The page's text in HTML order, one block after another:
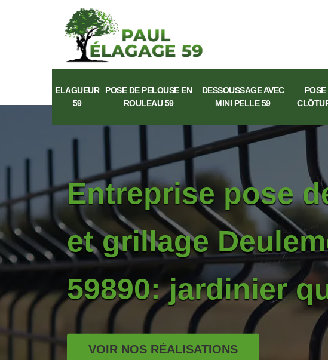
ELAGUEUR
59
POSE DE PELOUSE EN
ROULEAU 59
DESSOUSSAGE AVEC
MINI PELLE 59
POSE
Entreprise pose
et grillage
59890: jardinier
VOIR NOS RÉALISATIONS